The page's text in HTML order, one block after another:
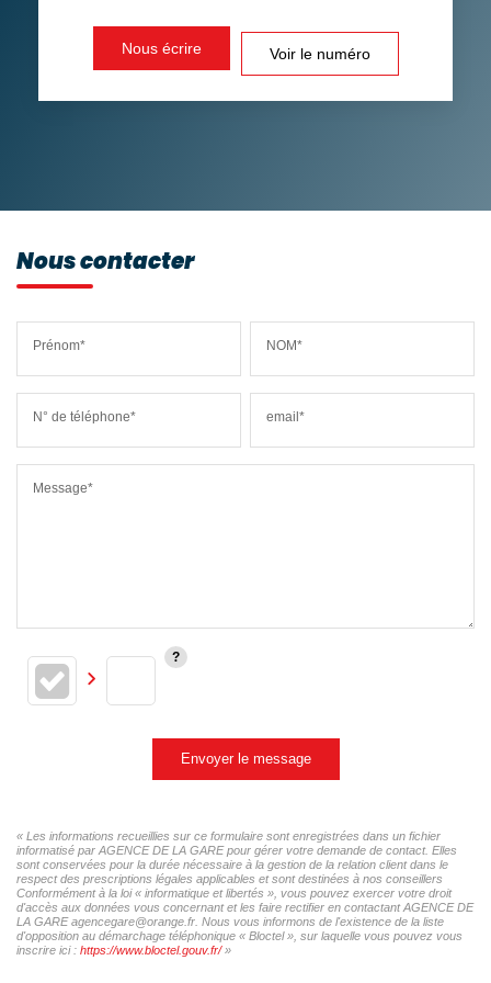
ECOLES ET CRÈCHES
Nous écrire Voir le numéro
Nous contacter
Prénom* NOM*
N° de téléphone* email*
Message*
Envoyer le message
« Les informations recueillies sur ce formulaire sont enregistrées dans un fichier
informatisé par AGENCE DE LA GARE pour gérer votre demande de contact. Elles
sont conservées pour la durée nécessaire à la gestion de la relation client dans le
respect des prescriptions légales applicables et sont destinées à nos conseillers
Conformément à la loi « informatique et libertés », vous pouvez exercer votre droit
d'accès aux données vous concernant et les faire rectifier en contactant AGENCE DE
LA GARE agencegare@orange.fr. Nous vous informons de l'existence de la liste
d'opposition au démarchage téléphonique « Bloctel », sur laquelle vous pouvez vous
inscrire ici : https://www.bloctel.gouv.fr/»